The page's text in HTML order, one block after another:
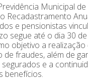
Municipal
Recadastramento
e pensionistas
segue até o dia 30
objetivo a realização
de fraudes, além de
e a
benefícios.